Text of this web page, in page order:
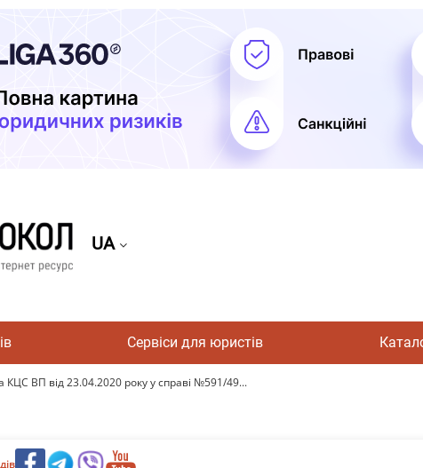
UA
Сервіси для юристів
КЦС ВП від 23.04.2020 року у справі №591/49...